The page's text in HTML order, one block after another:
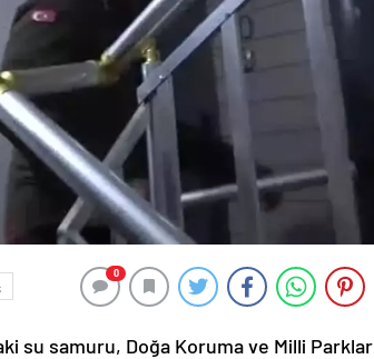
0
su samuru, Doğa Koruma ve Milli Parklar